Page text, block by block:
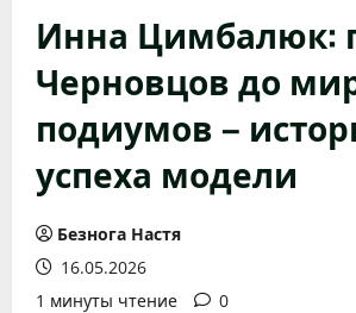
Инна Цимбалюк:
Черновцов до
подиумов –
успеха модели
Безнога Настя
16.05.2026
1 минуты чтение
0